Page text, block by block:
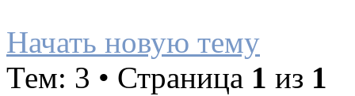
Начать новую тему
Тем: 3 • Страница 1 из 1